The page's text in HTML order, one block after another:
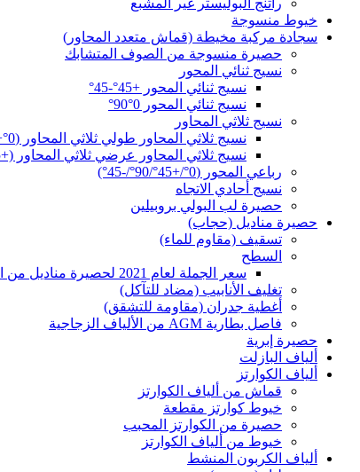
خيوط منسوجة
سجادة مركبة مخيطة (قماش متعدد المحاور)
حصيرة منسوجة من الصوف المتشابك
نسيج ثنائي المحور
نسيج ثنائي المحور +45°-45°
نسيج ثنائي المحور 0°90°
نسيج ثلاثي المحاور
نسيج ثلاثي المحاور طولي ثلاثي المحاور (0°+45°-45°)
نسيج ثلاثي المحاور عرضي ثلاثي المحاور (+45°90°-45°)
رباعي المحور (0°/+45°/90°/-45°)
نسيج أحادي الاتجاه
حصيرة لب البولي بروبيلين
حصيرة مناديل (حجاب)
تسقيف (مقاوم للماء)
السطح
سعر الجملة لعام 2021 لحصيرة مناديل من الألياف الزجاجية - حصيرة مناديل سطحية من الألياف الزجاجية - بيههاي للألياف الزجاجية
تغليف الأنابيب (مضاد للتآكل)
أغطية جدران (مقاومة للتشقق)
فاصل بطارية AGM من الألياف الزجاجية
حصيرة إبرية
ألياف البازلت
ألياف الكوارتز
قماش من ألياف الكوارتز
خيوط كوارتز مقطعة
حصيرة من الكوارتز المحبب
خيوط من ألياف الكوارتز
ألياف الكربون المنشط